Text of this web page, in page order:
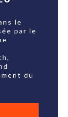
le
par le
du